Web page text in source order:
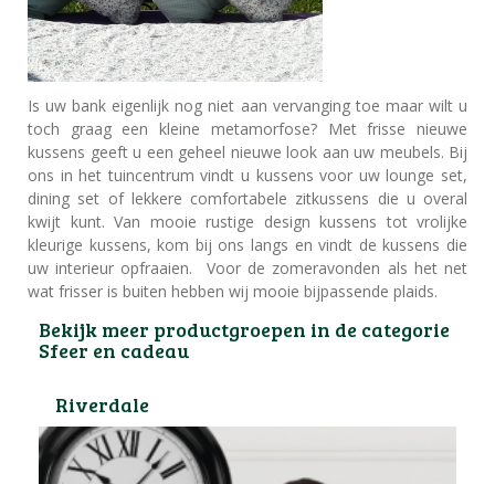
Is uw bank eigenlijk nog niet aan vervanging toe maar wilt u
toch graag een kleine metamorfose? Met frisse nieuwe
kussens geeft u een geheel nieuwe look aan uw meubels. Bij
ons in het tuincentrum vindt u kussens voor uw lounge set,
dining set of lekkere comfortabele zitkussens die u overal
kwijt kunt. Van mooie rustige design kussens tot vrolijke
kleurige kussens, kom bij ons langs en vindt de kussens die
uw interieur opfraaien. Voor de zomeravonden als het net
wat frisser is buiten hebben wij mooie bijpassende plaids.
Bekijk meer productgroepen in de categorie
Sfeer en cadeau
Riverdale